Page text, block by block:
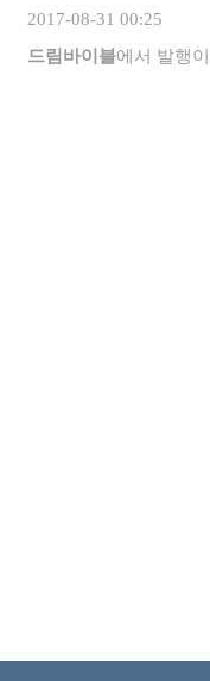
2017-08-31 00:25
드림바이블에서 발행